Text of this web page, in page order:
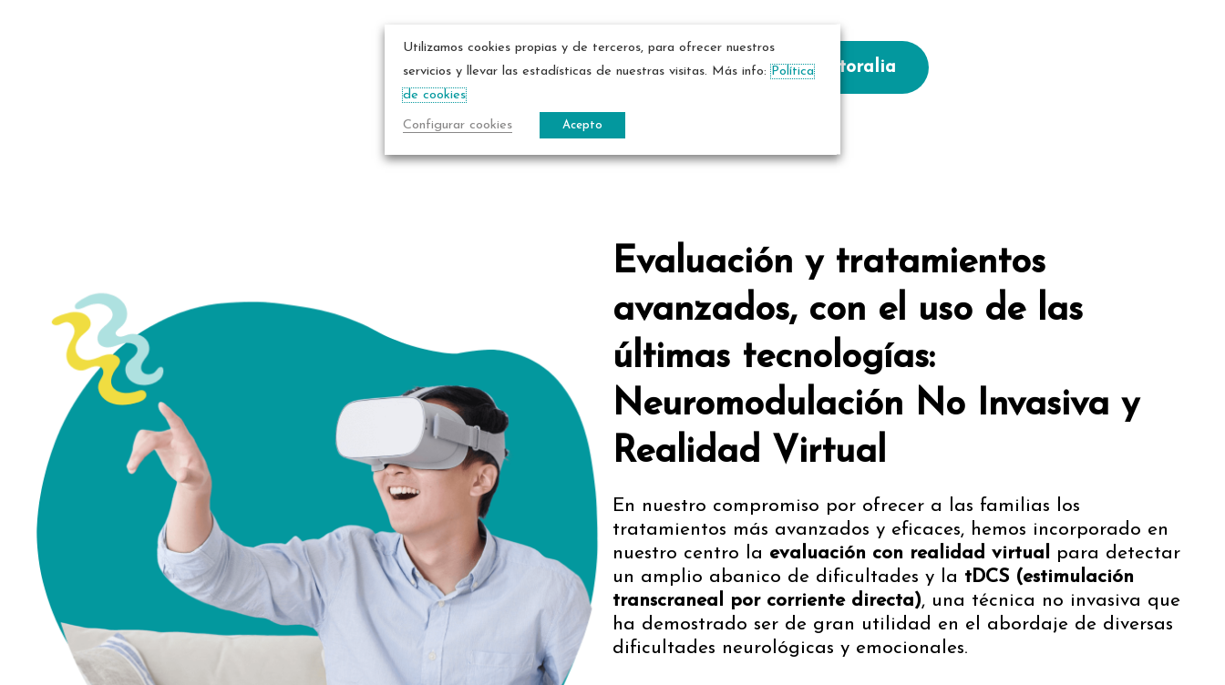
Agenda tu cita en Doctoralia
Evaluación y tratamientos
avanzados, con el uso de las
últimas tecnologías:
Neuromodulación No Invasiva y
Realidad Virtual
En nuestro compromiso por ofrecer a las familias los
tratamientos más avanzados y eficaces, hemos incorporado en
nuestro centro la evaluación con realidad virtual
para detectar
un amplio abanico de dificultades y la tDCS (estimulación
transcraneal por corriente directa), una técnica no invasiva que
ha demostrado ser de gran utilidad en el abordaje de diversas
dificultades neurológicas y emocionales.
Utilizamos cookies propias y de terceros, para ofrecer nuestros
servicios y llevar las estadísticas de nuestras visitas. Más info: Política
de cookies
Configurar cookies Acepto